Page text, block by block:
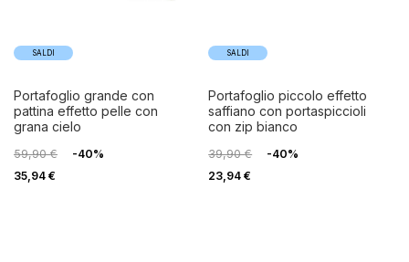
SALDI
portafoglio grande con
pattina effetto pelle con
grana cielo
59,90 €
-40%
35,94 €
SALDI
portafoglio piccolo effetto
saffiano con portaspiccioli
con zip bianco
39,90 €
-40%
23,94 €